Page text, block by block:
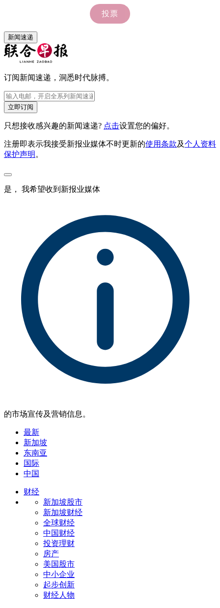
新闻速递
订阅新闻速递，洞悉时代脉搏。
立即订阅
只想接收感兴趣的新闻速递? 点击设置您的偏好。
注册即表示我接受新报业媒体不时更新的使用条款及个人资料
保护声明 。
是， 我希望收到新报业媒体
的市场宣传及营销信息。
最新
新加坡
东南亚
国际
中国
财经
新加坡股市
新加坡财经
全球财经
中国财经
投资理财
房产
美国股市
中小企业
起步创新
财经人物